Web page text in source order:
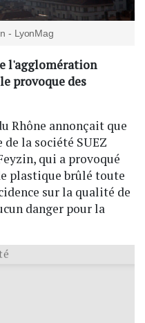
- LyonMag
l'agglomération
provoque des
Rhône annonçait que
la société SUEZ
qui a provoqué
plastique brûlé toute
sur la qualité de
danger pour la